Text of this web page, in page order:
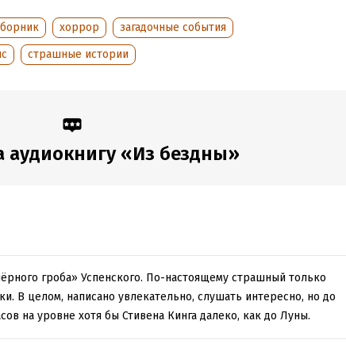
ИЗ БЕЗДНЫ.
2024
ISBN (EAN):9785171670917
хоррор
загадочные события
страшные истории
«Из бездны»
гроба» Успенского. По-настоящему страшный только
В целом, написано увлекательно, слушать интересно, но до
на уровне хотя бы Стивена Кинга далеко, как до Луны.